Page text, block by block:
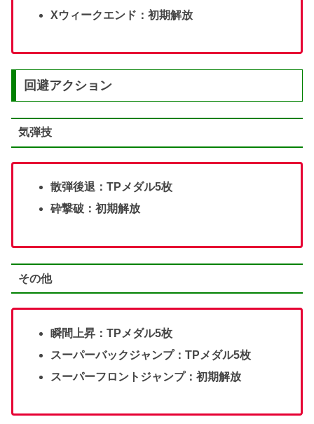
Xウィークエンド：初期解放
回避アクション
気弾技
散弾後退：TPメダル5枚
砕撃破：初期解放
その他
瞬間上昇：TPメダル5枚
スーパーバックジャンプ：TPメダル5枚
スーパーフロントジャンプ：初期解放